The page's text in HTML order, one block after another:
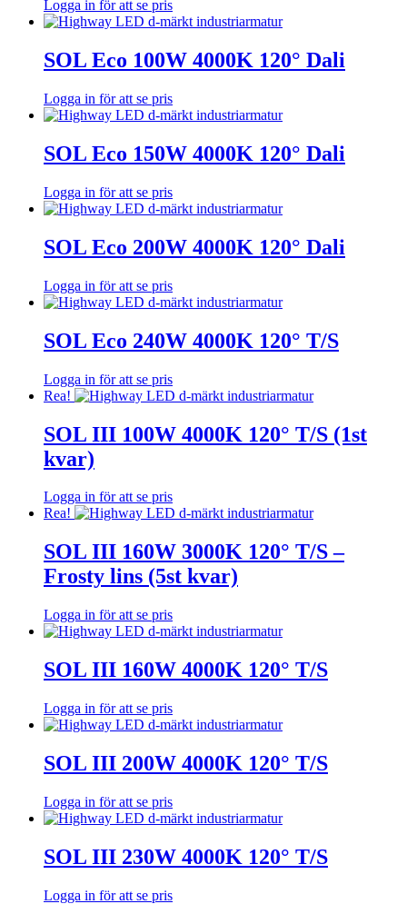
Logga in för att se pris
SOL Eco 100W 4000K 120° Dali
Logga in för att se pris
SOL Eco 150W 4000K 120° Dali
Logga in för att se pris
SOL Eco 200W 4000K 120° Dali
Logga in för att se pris
SOL Eco 240W 4000K 120° T/S
Logga in för att se pris
Rea!
SOL III 100W 4000K 120° T/S (1st
kvar)
Logga in för att se pris
Rea!
SOL III 160W 3000K 120° T/S –
Frosty lins (5st kvar)
Logga in för att se pris
SOL III 160W 4000K 120° T/S
Logga in för att se pris
SOL III 200W 4000K 120° T/S
Logga in för att se pris
SOL III 230W 4000K 120° T/S
Logga in för att se pris